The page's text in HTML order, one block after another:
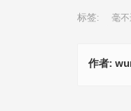
标签: 毫
作者: